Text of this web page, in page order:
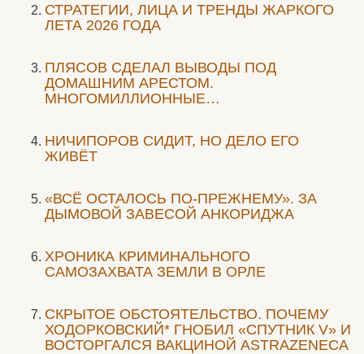
СТРАТЕГИИ, ЛИЦА И ТРЕНДЫ ЖАРКОГО
ЛЕТА 2026 ГОДА
ПЛЯСОВ СДЕЛАЛ ВЫВОДЫ ПОД
ДОМАШНИМ АРЕСТОМ.
МНОГОМИЛЛИОННЫЕ…
НИЧИПОРОВ СИДИТ, НО ДЕЛО ЕГО
ЖИВЁТ
«ВСЁ ОСТАЛОСЬ ПО-ПРЕЖНЕМУ». ЗА
ДЫМОВОЙ ЗАВЕСОЙ АНКОРИДЖА
ХРОНИКА КРИМИНАЛЬНОГО
САМОЗАХВАТА ЗЕМЛИ В ОРЛЕ
СКРЫТОЕ ОБСТОЯТЕЛЬСТВО. ПОЧЕМУ
ХОДОРКОВСКИЙ* ГНОБИЛ «СПУТНИК V» И
ВОСТОРГАЛСЯ ВАКЦИНОЙ ASTRAZENECA